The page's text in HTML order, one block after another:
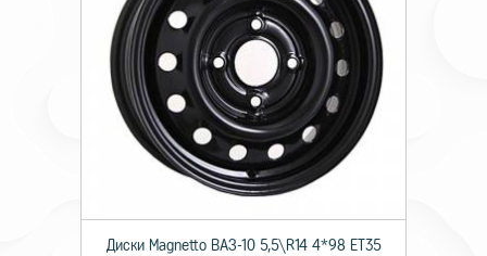
Диски Magnetto ВАЗ-10 5,5\R14 4*98 ET35